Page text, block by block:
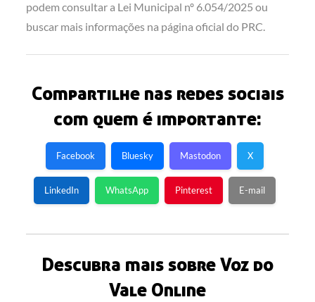
podem consultar a Lei Municipal nº 6.054/2025 ou
buscar mais informações na página oficial do PRC.
Compartilhe nas redes sociais
com quem é importante:
Facebook Bluesky Mastodon X
LinkedIn WhatsApp Pinterest E-mail
Descubra mais sobre Voz do
Vale Online